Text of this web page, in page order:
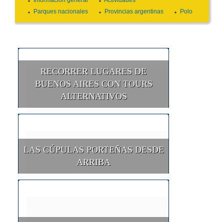
Parques nacionales
Provincias argentinas Polo
RECORRER LUGARES DE
BUENOS AIRES CON TOURS
ALTERNATIVOS
LAS CÚPULAS PORTEÑAS DESDE
ARRIBA